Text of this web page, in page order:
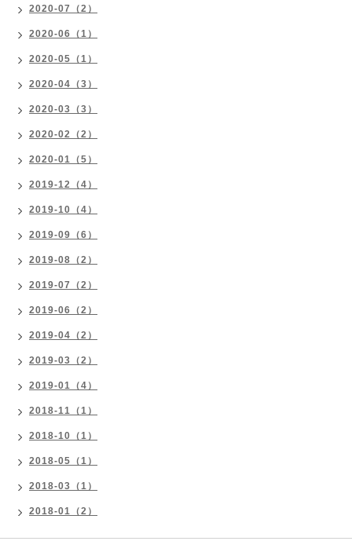
2020-07（2）
2020-06（1）
2020-05（1）
2020-04（3）
2020-03（3）
2020-02（2）
2020-01（5）
2019-12（4）
2019-10（4）
2019-09（6）
2019-08（2）
2019-07（2）
2019-06（2）
2019-04（2）
2019-03（2）
2019-01（4）
2018-11（1）
2018-10（1）
2018-05（1）
2018-03（1）
2018-01（2）